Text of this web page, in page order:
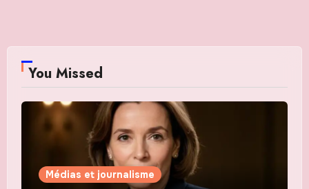
You Missed
Médias et journalisme